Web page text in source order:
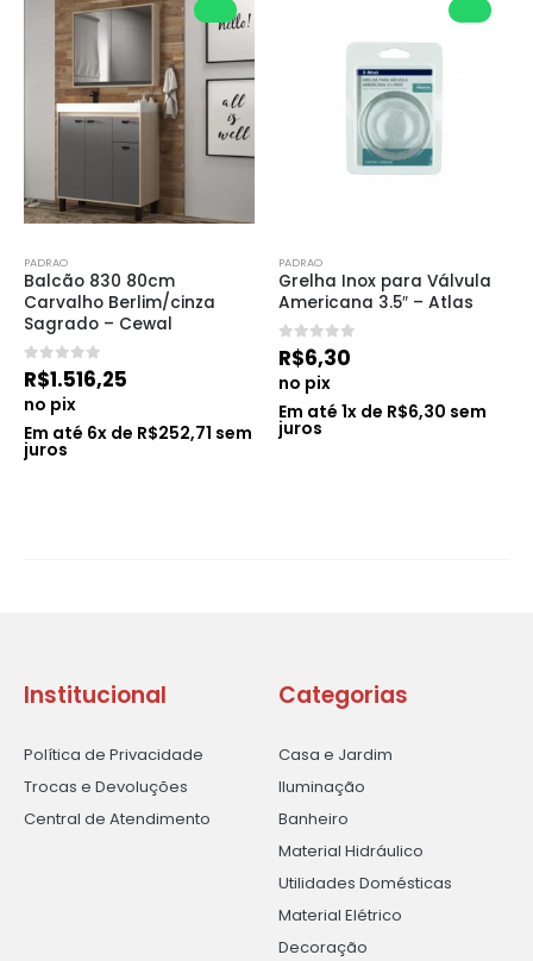
PADRAO
Balcão 830 80cm
Carvalho Berlim/cinza
Sagrado – Cewal
0de 5
R$1.516,25
no pix
Em até 6x de R$252,71 sem
juros
PADRAO
Grelha Inox para Válvula
Americana 3.5″ – Atlas
0de 5
R$6,30
no pix
Em até 1x de R$6,30 sem
juros
Institucional
Política de Privacidade
Trocas e Devoluções
Central de Atendimento
Categorias
Casa e Jardim
Iluminação
Banheiro
Material Hidráulico
Utilidades Domésticas
Material Elétrico
Decoração